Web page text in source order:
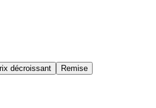
décroissant Remise